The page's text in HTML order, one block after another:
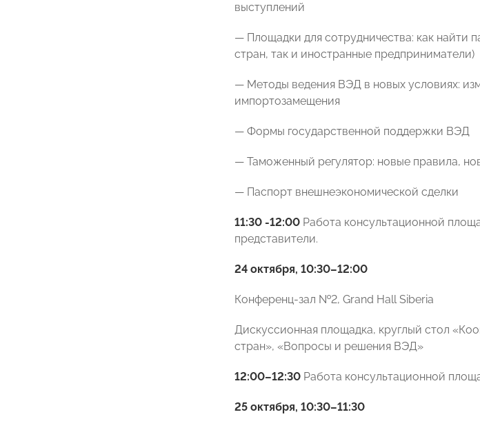
выступлений
— Площадки для сотрудничества: как найти
стран, так и иностранные предприниматели)
— Методы ведения ВЭД в новых условиях:
импортозамещения
— Формы государственной поддержки ВЭД
— Таможенный регулятор: новые правила,
— Паспорт внешнеэкономической сделки
11:30 -12:00 Работа консультационной
представители.
24 октября, 10:30–12:00
Конференц-зал №2, Grand Hall Siberia
Дискуссионная площадка, круглый стол
стран», «Вопросы и решения ВЭД»
12:00–12:30 Работа консультационной
25 октября, 10:30–11:30